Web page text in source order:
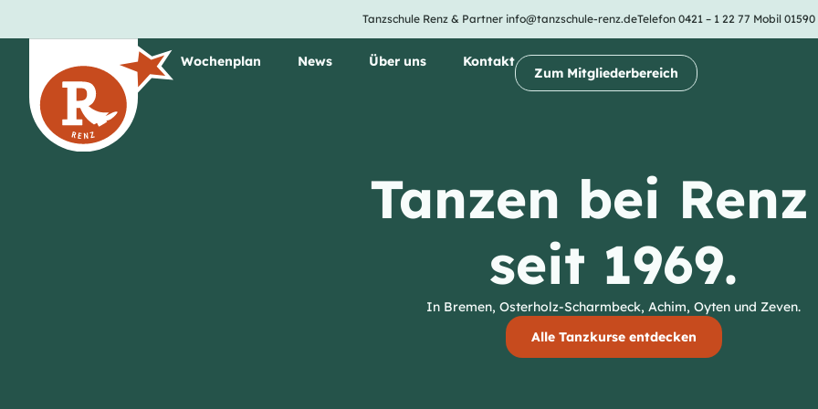
Tanzschule Renz & Partnerinfo@tanzschule-renz.deTelefon 0421 – 1 22 77 Mobil 01590
Unsere Tanzkurse Wochenplan News Über uns Kontakt
Zum Mitgliederbereich
Tanzen bei
seit 1969.
In Bremen, Osterholz-Scharmbeck, Achim, Oyten und Zeven.
Alle Tanzkurse entdecken